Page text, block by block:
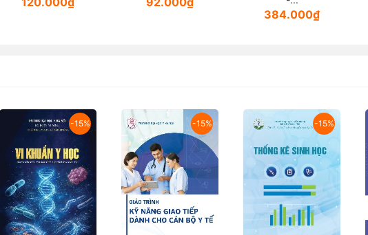
384.000₫
-15% -15% -15%